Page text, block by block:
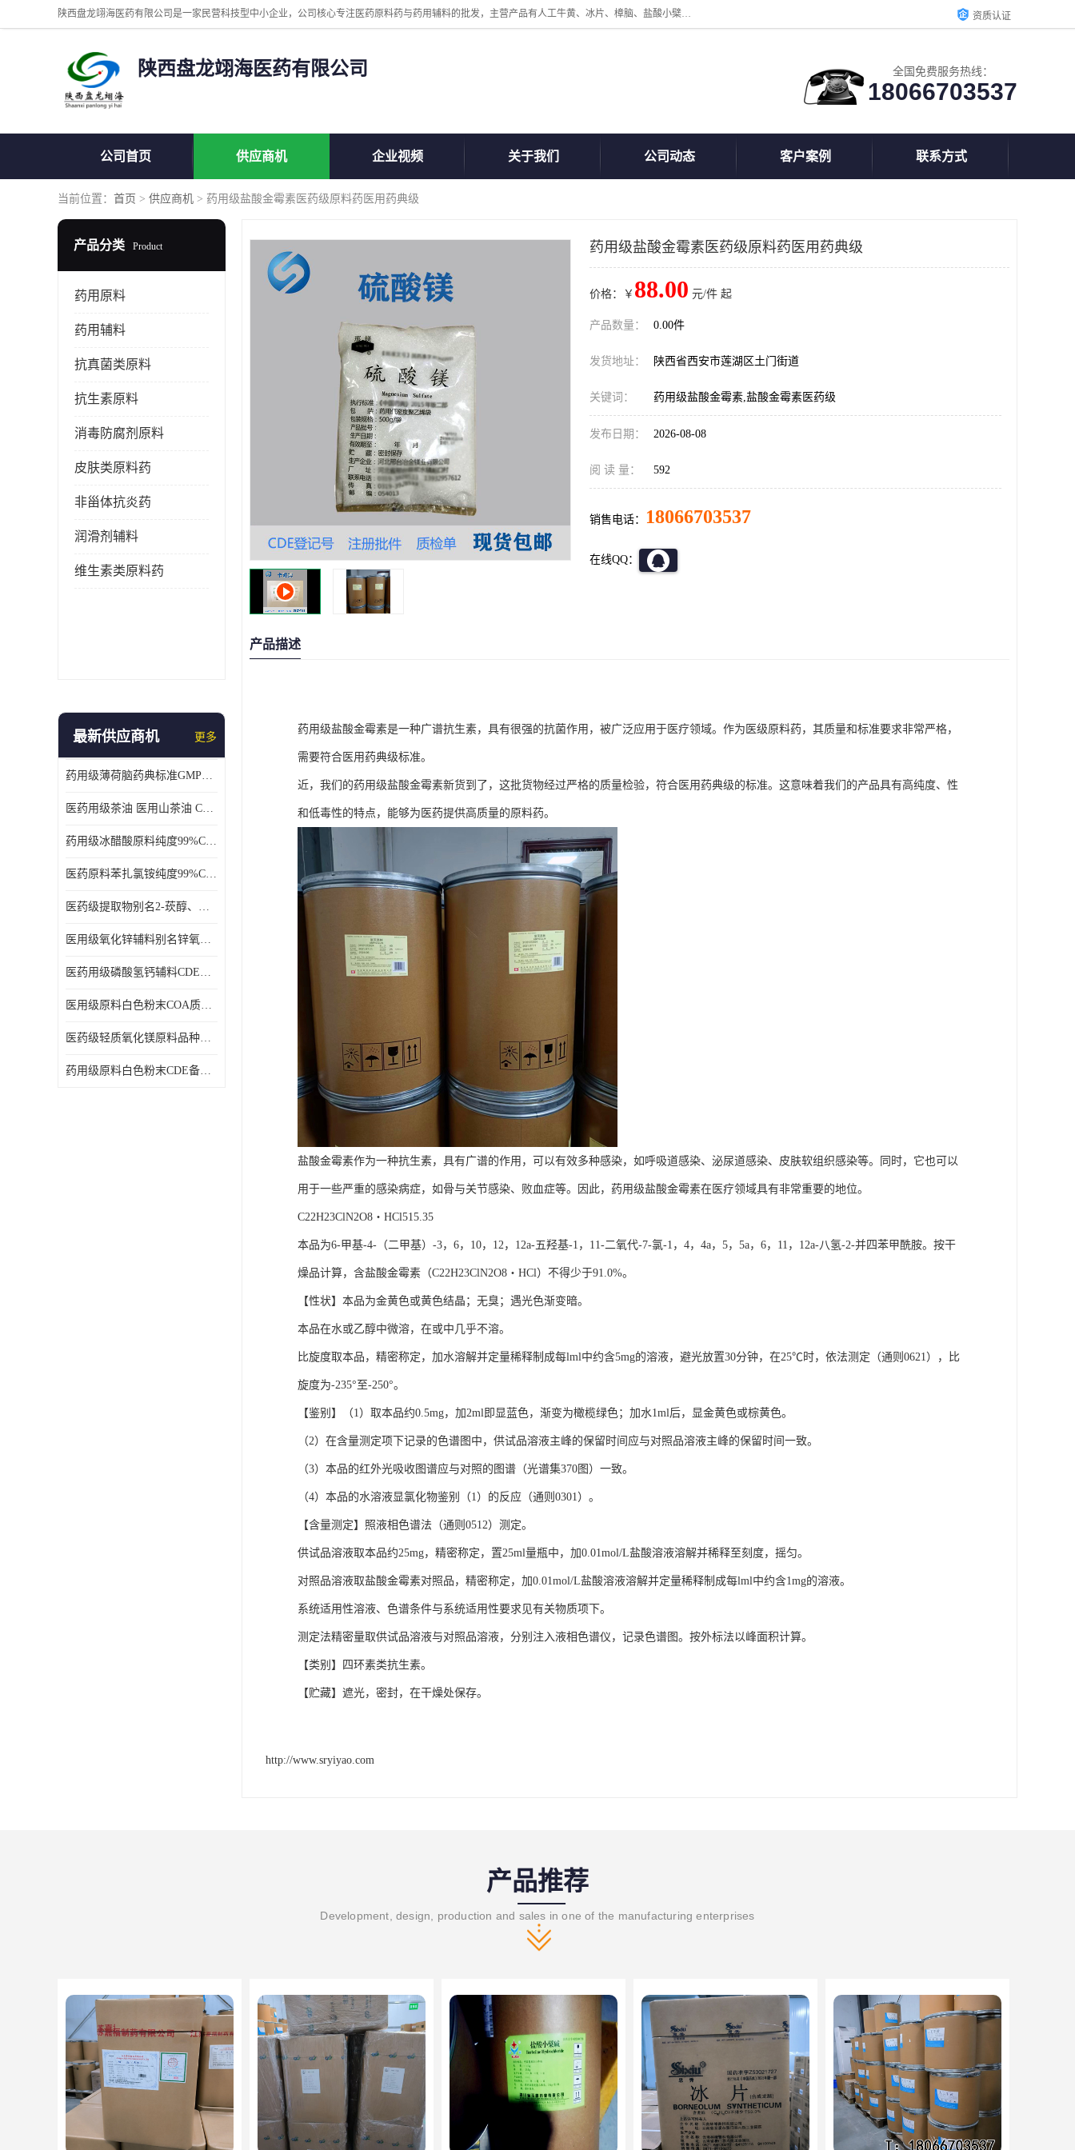
陕西盘龙翊海医药有限公司是一家民营科技型中小企业，公司核心专注医药原料药与药用辅料的批发，主营产品有人工牛黄、冰片、樟脑、盐酸小檗碱、氢氧化铝、枸橼酸喷托维林、甲硝唑、维生素B、维生素C、维生素E、克霉唑、利巴韦林、氯化铵等。 资质认证
陕西盘龙翊海医药有限公司 全国免费服务热线：
18066703537
公司首页 供应商机 企业视频 关于我们 公司动态 客户案例 联系方式
当前位置： 首页 > 供应商机 > 药用级盐酸金霉素医药级原料药医用药典级
产品分类 Product
药用原料
药用辅料
抗真菌类原料
抗生素原料
消毒防腐剂原料
皮肤类原料药
非甾体抗炎药
润滑剂辅料
维生素类原料药
最新供应商机 更多
药用级薄荷脑药典标准GMP工厂
医药用级茶油 医用山茶油 COA质检 价格优 原料药
药用级冰醋酸原料纯度99%CDE备案COA质检
医药原料苯扎氯铵纯度99%CDE备案500g/瓶
医药级提取物别名2-莰醇、龙脑1kg/袋
医用级氧化锌辅料别名锌氧粉CDE备案cas1314-13-2
医药用级磷酸氢钙辅料CDE备案CAS7757-93-9
医用级原料白色粉末COA质检同行CAS113-92-8
医药级轻质氧化镁原料品种多 有 质量好GMP认证 CDE备案
药用级原料白色粉末CDE备案cas56-75-7
药用级盐酸金霉素医药级原料药医用药典级
价格：￥ 88.00 元/件 起
产品数量： 0.00件
发货地址： 陕西省西安市莲湖区土门街道
关键词： 药用级盐酸金霉素,盐酸金霉素医药级
发布日期： 2026-08-08
阅 读 量： 592
销售电话： 18066703537
在线QQ：
产品描述
药用级盐酸金霉素是一种广谱抗生素，具有很强的抗菌作用，被广泛应用于医疗领域。作为医级原料药，其质量和标准要求非常严格，
需要符合医用药典级标准。
近，我们的药用级盐酸金霉素新货到了，这批货物经过严格的质量检验，符合医用药典级的标准。这意味着我们的产品具有高纯度、性
和低毒性的特点，能够为医药提供高质量的原料药。
盐酸金霉素作为一种抗生素，具有广谱的作用，可以有效多种感染，如呼吸道感染、泌尿道感染、皮肤软组织感染等。同时，它也可以
用于一些严重的感染病症，如骨与关节感染、败血症等。因此，药用级盐酸金霉素在医疗领域具有非常重要的地位。
C22H23ClN2O8・HCl515.35
本品为6-甲基-4-（二甲基）-3，6，10，12，12a-五羟基-1，11-二氧代-7-氯-1，4，4a，5，5a，6，11，12a-八氢-2-并四苯甲酰胺。按干
燥品计算，含盐酸金霉素（C22H23ClN2O8・HCl）不得少于91.0%。
【性状】本品为金黄色或黄色结晶；无臭；遇光色渐变暗。
本品在水或乙醇中微溶，在或中几乎不溶。
比旋度取本品，精密称定，加水溶解并定量稀释制成每lml中约含5mg的溶液，避光放置30分钟，在25℃时，依法测定（通则0621），比
旋度为-235°至-250°。
【鉴别】（1）取本品约0.5mg，加2ml即显蓝色，渐变为橄榄绿色；加水1ml后，显金黄色或棕黄色。
（2）在含量测定项下记录的色谱图中，供试品溶液主峰的保留时间应与对照品溶液主峰的保留时间一致。
（3）本品的红外光吸收图谱应与对照的图谱（光谱集370图）一致。
（4）本品的水溶液显氯化物鉴别（1）的反应（通则0301）。
【含量测定】照液相色谱法（通则0512）测定。
供试品溶液取本品约25mg，精密称定，置25ml量瓶中，加0.01mol/L盐酸溶液溶解并稀释至刻度，摇匀。
对照品溶液取盐酸金霉素对照品，精密称定，加0.01mol/L盐酸溶液溶解并定量稀释制成每lml中约含1mg的溶液。
系统适用性溶液、色谱条件与系统适用性要求见有关物质项下。
测定法精密量取供试品溶液与对照品溶液，分别注入液相色谱仪，记录色谱图。按外标法以峰面积计算。
【类别】四环素类抗生素。
【贮藏】遮光，密封，在干燥处保存。
http://www.sryiyao.com
产品推荐
Development, design, production and sales in one of the manufacturing enterprises